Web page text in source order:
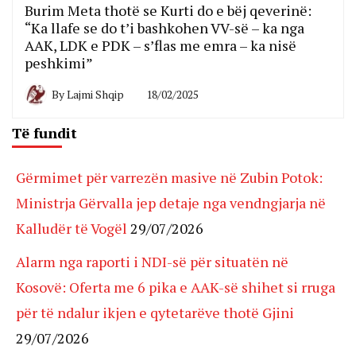
Burim Meta thotë se Kurti do e bëj qeverinë:
“Ka llafe se do t’i bashkohen VV-së – ka nga
AAK, LDK e PDK – s’flas me emra – ka nisë
peshkimi”
ByLajmi Shqip 18/02/2025
Të fundit
Gërmimet për varrezën masive në Zubin Potok:
Ministrja Gërvalla jep detaje nga vendngjarja në
Kalludër të Vogël 29/07/2026
Alarm nga raporti i NDI-së për situatën në
Kosovë: Oferta me 6 pika e AAK-së shihet si rruga
për të ndalur ikjen e qytetarëve thotë Gjini
29/07/2026